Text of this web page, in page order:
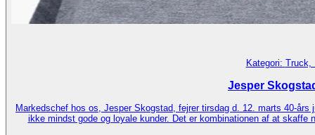
Kategori: Truck,
Jesper
Markedschef hos os, Jesper Skogstad, fejrer tirsdag d. 12. marts 40-
ikke mindst gode og loyale kunder. Det er kombinationen af at